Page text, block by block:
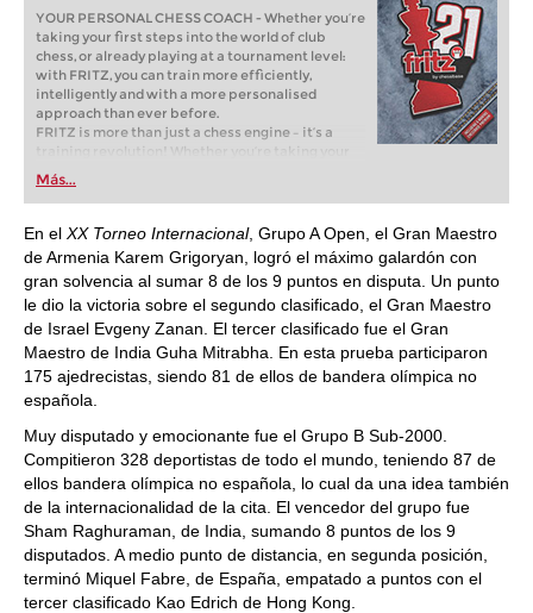
YOUR PERSONAL CHESS COACH - Whether you’re
taking your first steps into the world of club
chess, or already playing at a tournament level:
with FRITZ, you can train more efficiently,
intelligently and with a more personalised
approach than ever before.
FRITZ is more than just a chess engine – it’s a
training revolution! Whether you’re taking your
first steps into the world of club chess, or already
playing at a tournament level: with FRITZ, you can
train more efficiently, intelligently and with a
more personalised approach than ever before.
Más...
En el XX Torneo Internacional, Grupo A Open, el Gran Maestro
de Armenia Karem Grigoryan, logró el máximo galardón con
gran solvencia al sumar 8 de los 9 puntos en disputa. Un punto
le dio la victoria sobre el segundo clasificado, el Gran Maestro
de Israel Evgeny Zanan. El tercer clasificado fue el Gran
Maestro de India Guha Mitrabha. En esta prueba participaron
175 ajedrecistas, siendo 81 de ellos de bandera olímpica no
española.
Muy disputado y emocionante fue el Grupo B Sub-2000.
Compitieron 328 deportistas de todo el mundo, teniendo 87 de
ellos bandera olímpica no española, lo cual da una idea también
de la internacionalidad de la cita. El vencedor del grupo fue
Sham Raghuraman, de India, sumando 8 puntos de los 9
disputados. A medio punto de distancia, en segunda posición,
terminó Miquel Fabre, de España, empatado a puntos con el
tercer clasificado Kao Edrich de Hong Kong.